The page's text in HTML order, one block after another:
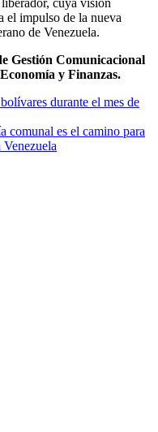
el impulso de la nueva
de Venezuela.
Gestión Comunicacional
y Finanzas.
durante el mes de
comunal es el camino para